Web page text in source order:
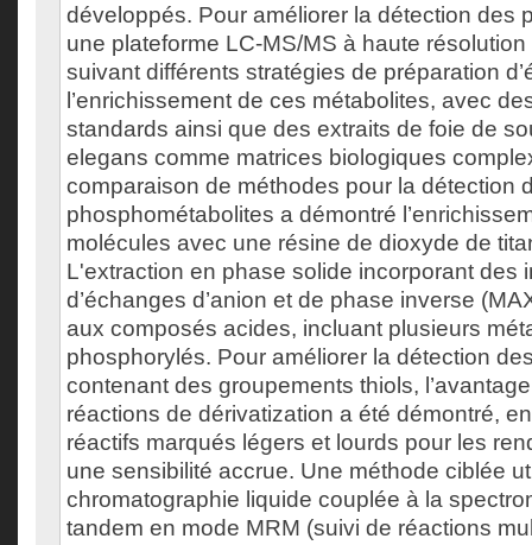
développés. Pour améliorer la détection des
une plateforme LC-MS/MS à haute
suivant différents stratégies de préparation
l’enrichissement de ces métabolites, avec
standards ainsi que des extraits de foie de
elegans comme matrices biologiques
comparaison de méthodes pour la détection
phosphométabolites a démontré
molécules avec une résine de dioxyde de
L'extraction en phase solide incorporant des
d’échanges d’anion et de phase inverse
aux composés acides, incluant plusieurs
phosphorylés. Pour améliorer la détection
contenant des groupements thiols,
réactions de dérivatization a été démontré,
réactifs marqués légers et lourds pour les
une sensibilité accrue. Une méthode ciblée
chromatographie liquide couplée à la
tandem en mode MRM (suivi de réactions